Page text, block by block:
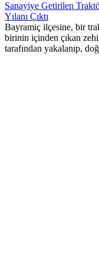
Sanayiye Getirilen
Yılanı Çıktı
Bayramiç ilçesine, bir
birinin içinden çıkan
tarafından yakalanıp,